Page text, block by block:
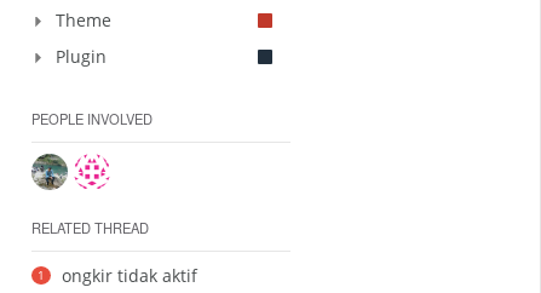
Theme
Plugin
PEOPLE INVOLVED
RELATED THREAD
1 ongkir tidak aktif